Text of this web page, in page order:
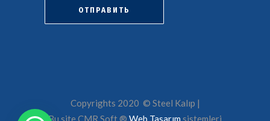
Copyrights 2020 © Steel Kalıp |
Bu site CMR Soft ®️ Web Tasarım sistemleri